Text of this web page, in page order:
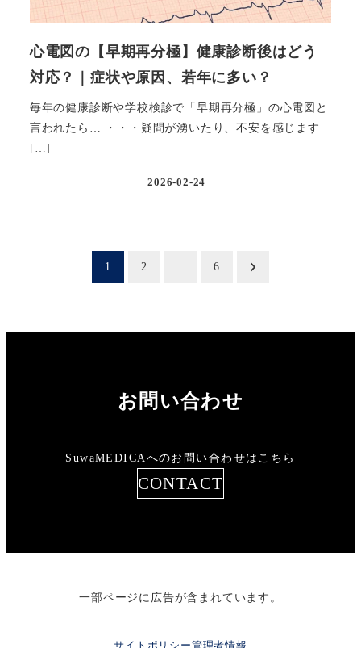
心電図の【早期再分極】健康診断後はどう
対応？｜症状や原因、若年に多い？
毎年の健康診断や学校検診で「早期再分極」の心電図と
言われたら… ・・・疑問が湧いたり、不安を感じます
[…]
2026-02-24
の
1 2 … 6
お問い合わせ
SuwaMEDICAへのお問い合わせはこちら
CONTACT
一部ページに広告が含まれています。